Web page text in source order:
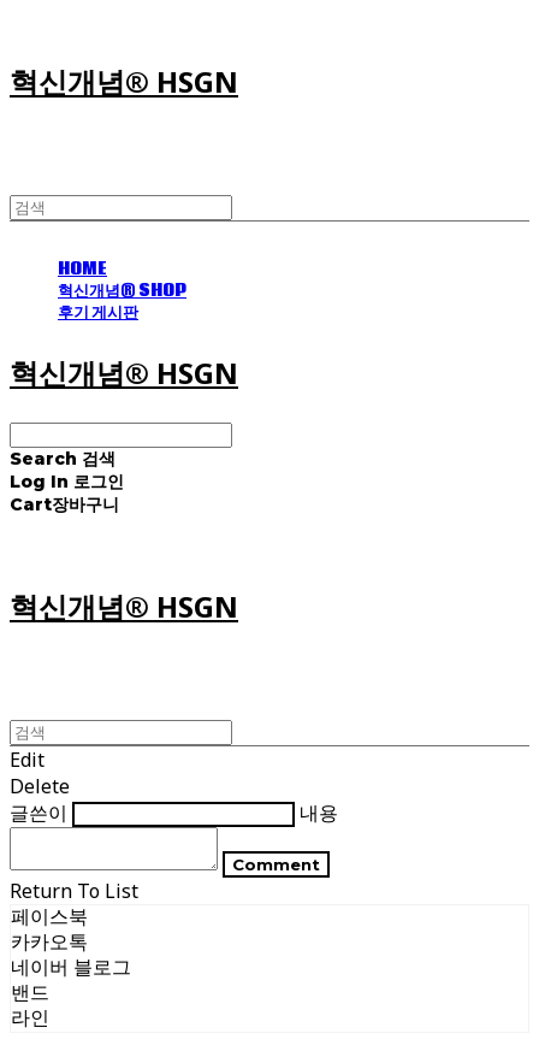
혁신개념® HSGN
HOME
혁신개념® SHOP
후기 게시판
혁신개념® HSGN
Search 검색
Log In 로그인
Cart장바구니
혁신개념® HSGN
Edit
Delete
글쓴이
내용
Comment
Return To List
페이스북
카카오톡
네이버 블로그
밴드
라인